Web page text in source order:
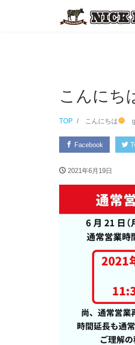
こんにち
TOP こんにちは
Facebook
2021年6月19日